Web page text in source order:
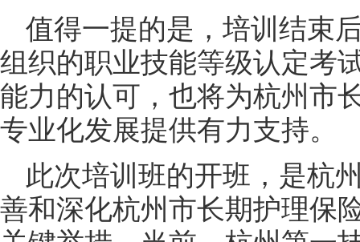
值得一提的是，培训结束
组织的职业技能等级认定考
能力的认可，也将为杭州市
专业化发展提供有力支持。
此次培训班的开班，是杭
善和深化杭州市长期护理保